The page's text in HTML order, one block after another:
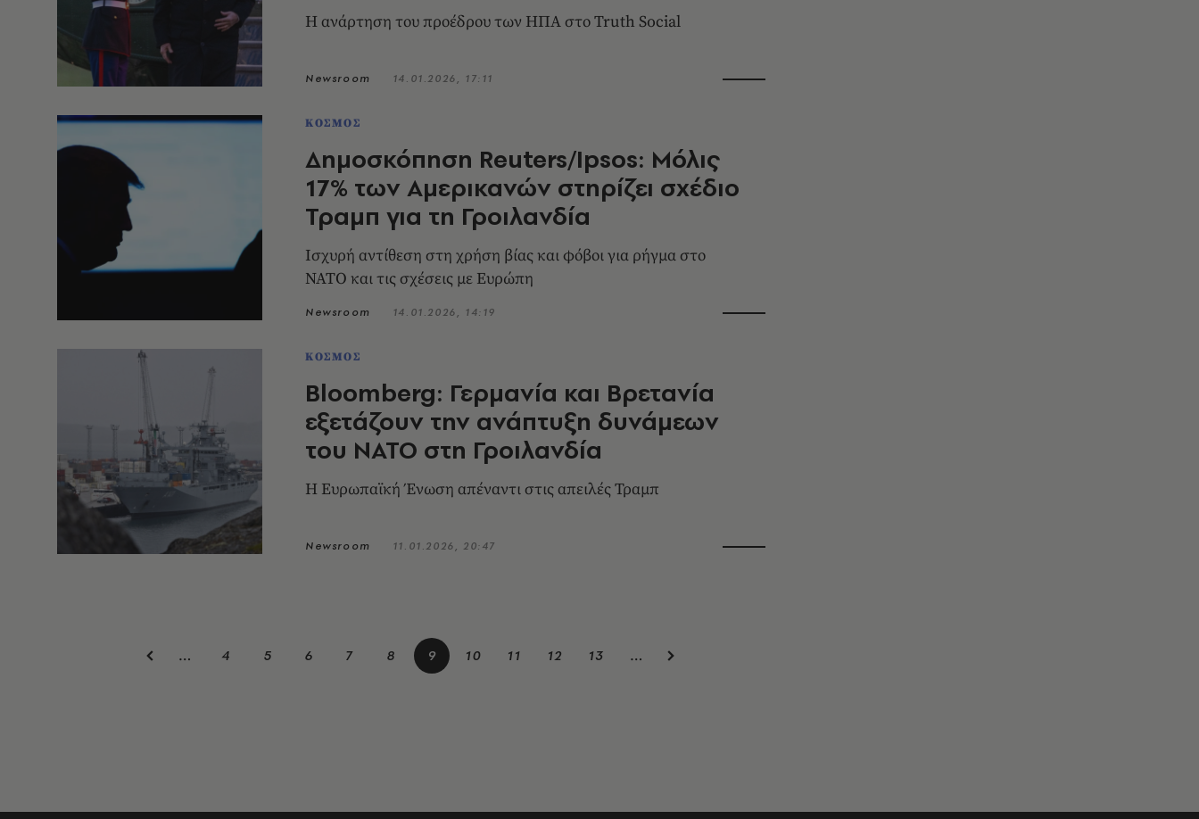
Η ανάρτηση του προέδρου των ΗΠΑ στο Truth Social
Newsroom 14.01.2026, 17:11
ΚΟΣΜΟΣ
Δημοσκόπηση Reuters/Ipsos: Μόλις
17% των Αμερικανών στηρίζει σχέδιο
Τραμπ για τη Γροιλανδία
Ισχυρή αντίθεση στη χρήση βίας και φόβοι για ρήγμα στο
ΝΑΤΟ και τις σχέσεις με Ευρώπη
Newsroom 14.01.2026, 14:19
ΚΟΣΜΟΣ
Bloomberg: Γερμανία και Βρετανία
εξετάζουν την ανάπτυξη δυνάμεων
του ΝΑΤΟ στη Γροιλανδία
Η Ευρωπαϊκή Ένωση απέναντι στις απειλές Τραμπ
Newsroom 11.01.2026, 20:47
… 4 5 6 7 8 9 10 11 12 13 …